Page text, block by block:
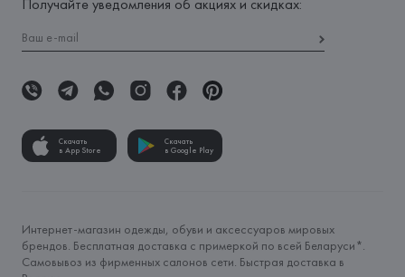
Получайте уведомления об акциях и скидках:
Скачать
в App Store
Скачать
в Google Play
Интернет-магазин одежды, обуви и аксессуаров мировых
брендов. Бесплатная доставка с примеркой по всей Беларуси*.
Самовывоз из фирменных салонов сети. Быстрая доставка в